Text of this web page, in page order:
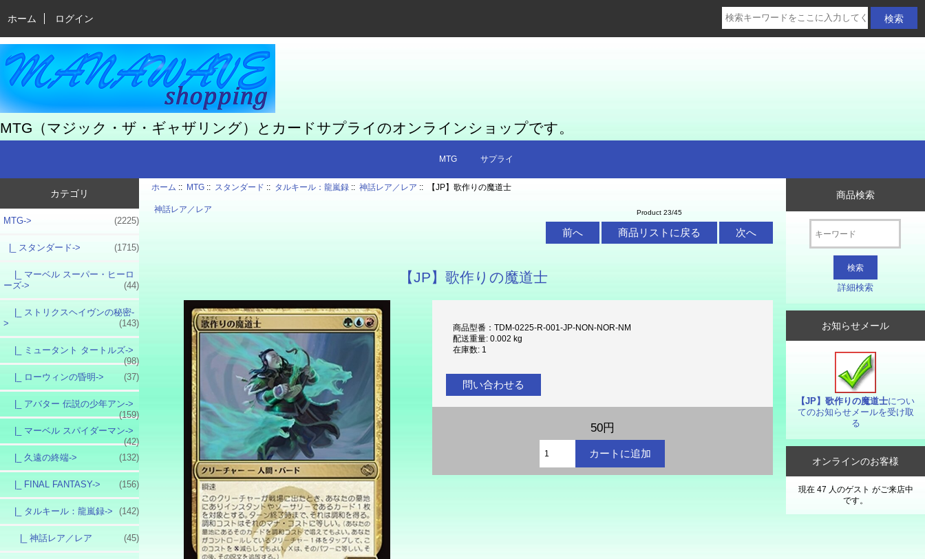
ホーム ログイン
MTG（マジック・ザ・ギャザリング）とカードサプライのオンラインショップです。
MTG サプライ
カテゴリ
MTG-> (2225)
|_ スタンダード-> (1715)
|_ マーベル スーパー・ヒーロ
ーズ->
(44)
|_ ストリクスヘイヴンの秘密-
>
(143)
|_ ミュータント タートルズ->
(98)
|_ ローウィンの昏明->
(37)
|_ アバター 伝説の少年アン->
(159)
|_ マーベル スパイダーマン->
(42)
|_ 久遠の終端->
(132)
|_ FINAL FANTASY-> (156)
|_ タルキール：龍嵐録-> (142)
|_ 神話レア／レア (45)
ホーム :: MTG :: スタンダード :: タルキール：龍嵐録 ::神話レア／レア :: 【JP】歌作りの魔道士
神話レア／レア Product 23/45
前へ 商品リストに戻る 次へ
【JP】歌作りの魔道士
商品型番：TDM-0225-R-001-JP-NON-NOR-NM
配送重量: 0.002 kg
在庫数: 1
問い合わせる
50円
商品検索
詳細検索
お知らせメール
【JP】歌作りの魔道士につい
てのお知らせメールを受け取
る
オンラインのお客様
現在 47 人のゲスト がご来店中
です。